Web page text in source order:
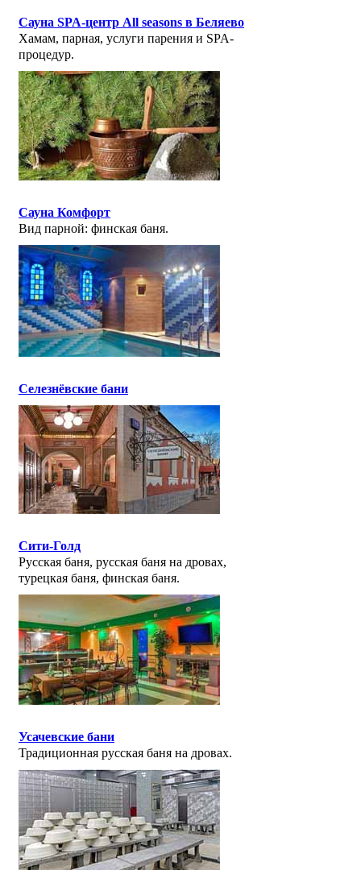
Сауна SPA-центр All seasons в Беляево
Хамам, парная, услуги парения и SPA-
процедур.
Сауна Комфорт
Вид парной: финская баня.
Селезнёвские бани
Сити-Голд
Русская баня, русская баня на дровах,
турецкая баня, финская баня.
Усачевские бани
Традиционная русская баня на дровах.